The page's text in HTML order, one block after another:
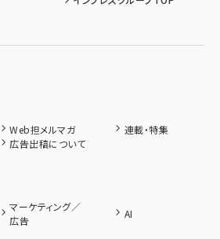
Web担メルマガ
連載・特集
広告出稿について
マーケティング／
広告
AI